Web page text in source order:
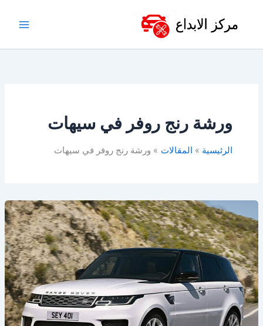
ورشة رنج روفر في سيهات
الرئيسية المقالات ورشة رنج روفر في سيهات
رنج
روفر
في
الدمام
–
الخبر
–
المنطقة